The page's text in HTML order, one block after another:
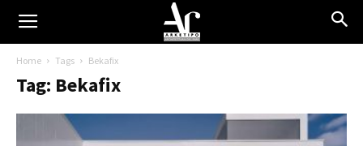
Home Tags Bekafix
Tag: Bekafix